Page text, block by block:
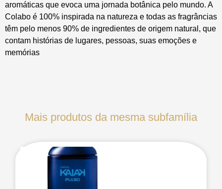
aromáticas que evoca uma jornada botânica pelo mundo. A
Colabo é 100% inspirada na natureza e todas as fragrâncias
têm pelo menos 90% de ingredientes de origem natural, que
contam histórias de lugares, pessoas, suas emoções e
memórias
Mais produtos da mesma subfamília